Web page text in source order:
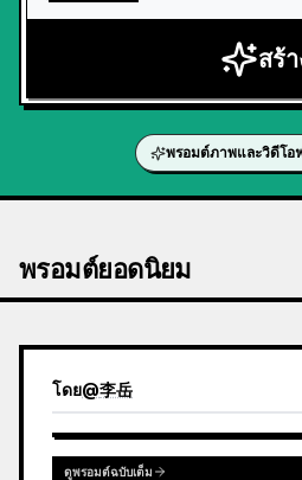
สร้
พรอมต์ภาพและวิดีโ
พรอมต์ยอดนิยม
โดย@李岳
ดูพรอมต์ฉบับเต็ม